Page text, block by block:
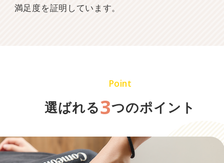
満足度を証明しています。
Point
選ばれる3つのポイント